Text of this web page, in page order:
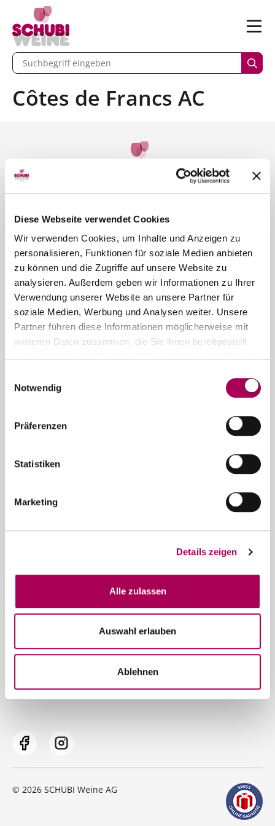
Diese Webseite verwendet Cookies
Wir verwenden Cookies, um Inhalte und Anzeigen zu
personalisieren, Funktionen für soziale Medien anbieten
zu können und die Zugriffe auf unsere Website zu
analysieren. Außerdem geben wir Informationen zu Ihrer
Verwendung unserer Website an unsere Partner für
soziale Medien, Werbung und Analysen weiter. Unsere
Partner führen diese Informationen möglicherweise mit
weiteren Daten zusammen, die Sie ihnen bereitgestellt
Notwendig
Präferenzen
Statistiken
Marketing
Details zeigen
Alle zulassen
Auswahl erlauben
Ablehnen
Menü
eingeben
Côtes de Francs AC
Kontakt
Bernstrasse 110
6003 Luzern
Telefon 041 250 30 30
info@schubiweine.ch
Kontaktformular
Newsletter
Jetzt anmelden
Welt der Weine
Jetzt entdecken und profitieren!
Empfehlungen
Gerne beraten wir Sie persönlich
Impressum
AGB und Lieferkonditionen
© 2026 SCHUBI Weine AG